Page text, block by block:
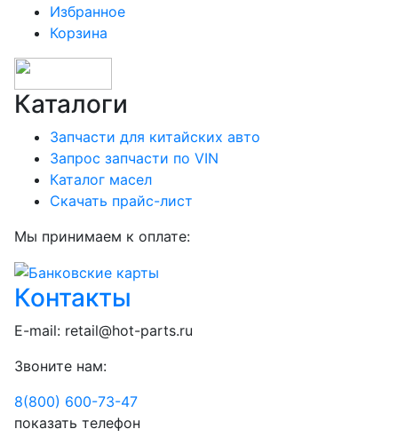
Избранное
Корзина
Каталоги
Запчасти для китайских авто
Запрос запчасти по VIN
Каталог масел
Скачать прайс-лист
Мы принимаем к оплате:
Контакты
E-mail: retail@hot-parts.ru
Звоните нам:
8(800) 600-73-47
показать телефон